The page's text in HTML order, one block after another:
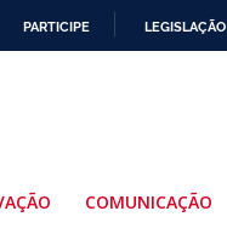
PARTICIPE LEGISLAÇÃO
COMUNICAÇÃO